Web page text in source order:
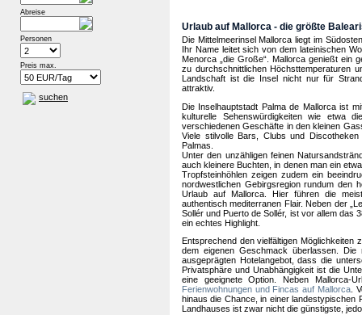
Urlaub auf Mallorca - die größte
Die Mittelmeerinsel Mallorca liegt im
Ihr Name leitet sich von dem lateinischen
Menorca „die Große“. Mallorca genießt ein
zu durchschnittlichen Höchsttemperaturen
Landschaft ist die Insel nicht nur für
attraktiv.
Die Inselhauptstadt Palma de Mallorca ist
kulturelle Sehenswürdigkeiten wie etwa
verschiedenen Geschäfte in den kleinen
Viele stilvolle Bars, Clubs und
Palmas.
Unter den unzähligen feinen
auch kleinere Buchten, in denen man ein
Tropfsteinhöhlen zeigen zudem ein
nordwestlichen Gebirgsregion rundum den
Urlaub auf Mallorca. Hier führen die
authentisch mediterranen Flair. Neben der
Sollér und Puerto de Sollér, ist vor allem das
ein echtes Highlight.
Entsprechend den vielfältigen
dem eigenen Geschmack überlassen.
ausgeprägten Hotelangebot, dass die
Privatsphäre und Unabhängigkeit ist die
eine geeignete Option. Neben Mallorca-
Ferienwohnungen und Fincas auf Mallorca.
hinaus die Chance, in einer
Landhauses ist zwar nicht die günstigste,
Abreise
Personen
Preis max.
suchen